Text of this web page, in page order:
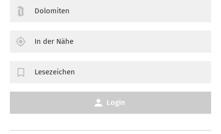
Dolomiten
In der Nähe
Lesezeichen
Login